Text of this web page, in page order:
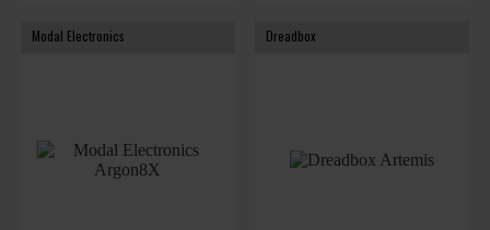
Modal Electronics Dreadbox